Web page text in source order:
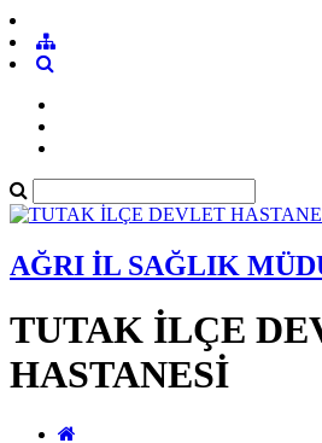
AĞRI İL SAĞLIK
TUTAK İLÇE
HASTANESİ